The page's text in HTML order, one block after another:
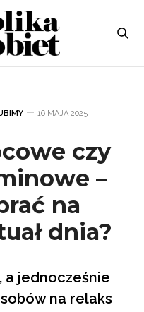
16 MAJA 2025
czy
–
na
dnia?
a jednocześnie
na relaks